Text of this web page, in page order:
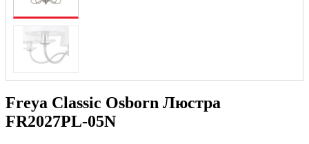
Freya Classic Osborn Люстра
FR2027PL-05N